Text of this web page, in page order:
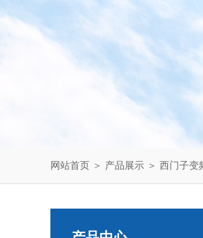
网站首页 ＞ 产品展示 ＞ 西门子变